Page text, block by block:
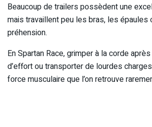
Beaucoup de trailers possèdent une
mais travaillent peu les bras, les épaules
préhension.
En Spartan Race, grimper à la corde
d’effort ou transporter de lourdes
force musculaire que l’on retrouve